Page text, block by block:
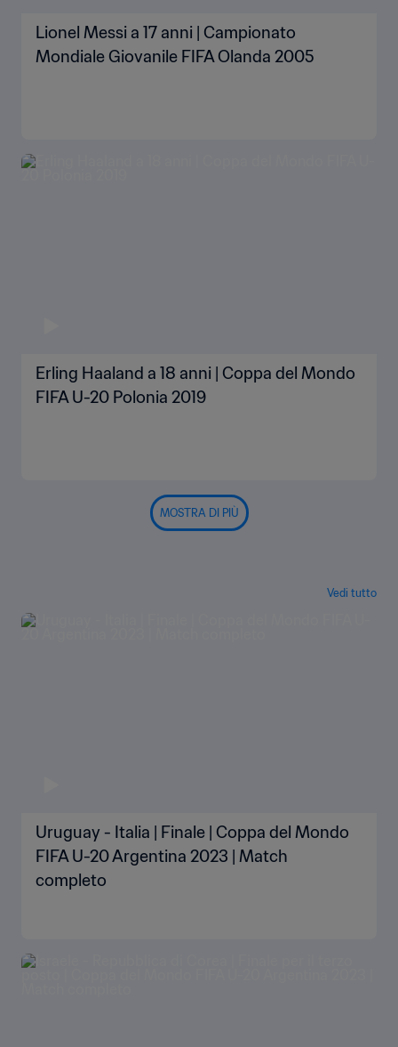
Lionel Messi a 17 anni | Campionato
Mondiale Giovanile FIFA Olanda 2005
Erling Haaland a 18 anni | Coppa del Mondo
FIFA U-20 Polonia 2019
MOSTRA DI PIÙ
Vedi tutto
Uruguay - Italia | Finale | Coppa del Mondo
FIFA U-20 Argentina 2023 | Match
completo